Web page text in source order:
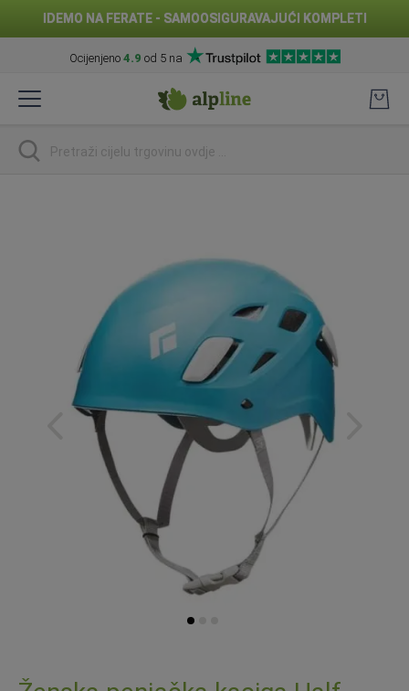
IDEMO NA FERATE - SAMOOSIGURAVAJUĆI KOMPLETI
Ocijenjeno 4.9 od 5 na
na
traži
to